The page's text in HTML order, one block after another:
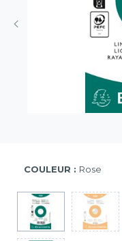
COULEUR : Rose